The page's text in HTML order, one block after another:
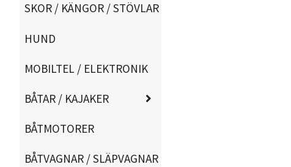
SKOR / KÄNGOR / STÖVLAR
HUND
MOBILTEL / ELEKTRONIK
BÅTAR / KAJAKER
BÅTMOTORER
BÅTVAGNAR / SLÄPVAGNAR